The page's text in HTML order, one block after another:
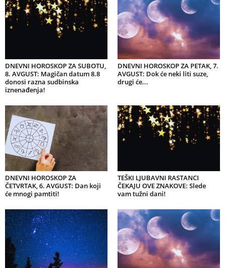
DNEVNI HOROSKOP ZA SUBOTU,
8. AVGUST: Magičan datum 8.8
donosi razna sudbinska
iznenađenja!
DNEVNI HOROSKOP ZA PETAK, 7.
AVGUST: Dok će neki liti suze,
drugi će...
DNEVNI HOROSKOP ZA
ČETVRTAK, 6. AVGUST: Dan koji
će mnogi pamtiti!
TEŠKI LJUBAVNI RASTANCI
ČEKAJU OVE ZNAKOVE: Slede
vam tužni dani!